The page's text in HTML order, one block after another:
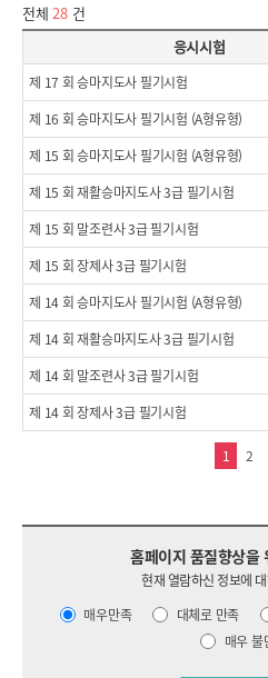
전체28건
합격자/답안공개 리스트
응시시험
제 17 회 승마지도사 필기시험
제 16 회 승마지도사 필기시험 (A형유형)
제 15 회 승마지도사 필기시험 (A형유형)
제 15 회 재활승마지도사 3급 필기시험
제 15 회 말조련사 3급 필기시험
제 15 회 장제사 3급 필기시험
제 14 회 승마지도사 필기시험 (A형유형)
제 14 회 재활승마지도사 3급 필기시험
제 14 회 말조련사 3급 필기시험
제 14 회 장제사 3급 필기시험
1 2
홈페이지 품질향상을
현재 열람하신 정보에
매우만족
대체로 만족
매우 불